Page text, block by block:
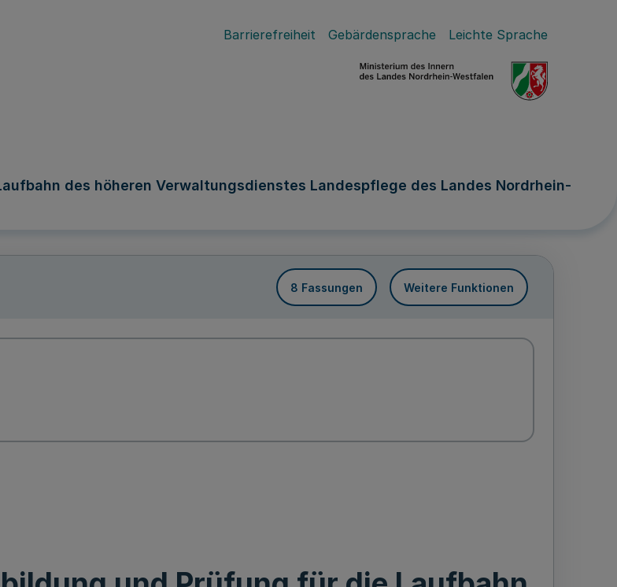
Barrierefreiheit Gebärdensprache Leichte Sprache
des höheren Verwaltungsdienstes Landespflege des Landes Nordrhein-
8 Fassungen Weitere Funktionen